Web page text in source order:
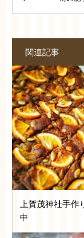
関連記事
上賀茂神社手作
中